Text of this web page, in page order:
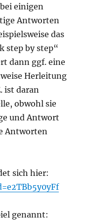
einigen
Antworten
das
step by step“
dann ggf. eine
Herleitung
ist daran
obwohl sie
und Antwort
Antworten
sich hier:
genannt: